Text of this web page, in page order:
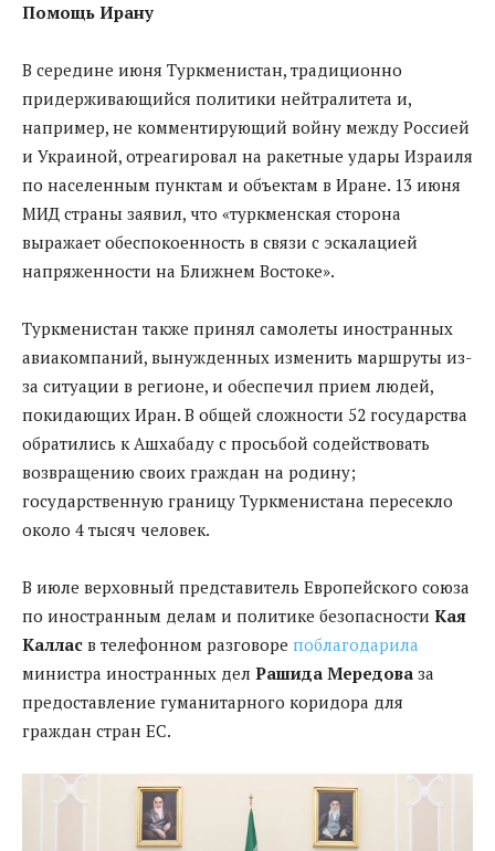
Помощь Ирану
В середине июня Туркменистан, традиционно
придерживающийся политики нейтралитета и,
например, не комментирующий войну между Россией
и Украиной, отреагировал на ракетные удары Израиля
по населенным пунктам и объектам в Иране. 13 июня
МИД страны заявил, что «туркменская сторона
выражает обеспокоенность в связи с эскалацией
напряженности на Ближнем Востоке».
Туркменистан также принял самолеты иностранных
авиакомпаний, вынужденных изменить маршруты из-
за ситуации в регионе, и обеспечил прием людей,
покидающих Иран. В общей сложности 52 государства
обратились к Ашхабаду с просьбой содействовать
возвращению своих граждан на родину;
государственную границу Туркменистана пересекло
около 4 тысяч человек.
В июле верховный представитель Европейского союза
по иностранным делам и политике безопасности Кая
Каллас в телефонном разговоре поблагодарила
министра иностранных дел Рашида Мередова за
предоставление гуманитарного коридора для
граждан стран ЕС.